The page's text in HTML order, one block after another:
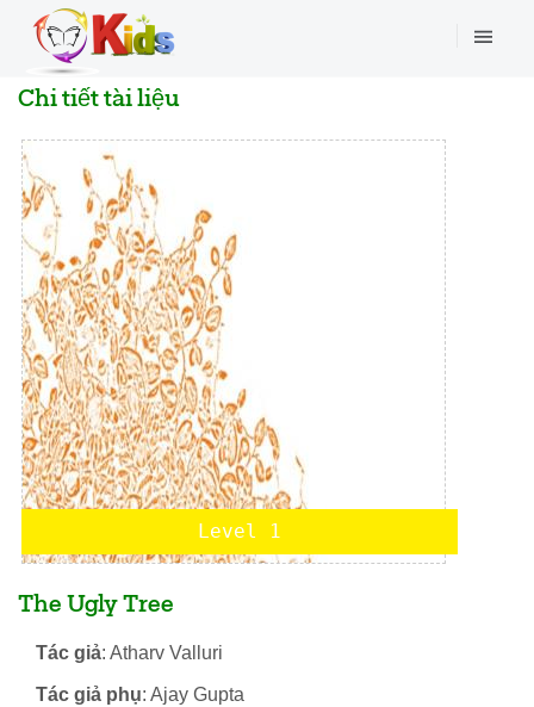
Chi tiết tài liệu
Level 1
The Ugly Tree
Tác giả: Atharv Valluri
Tác giả phụ: Ajay Gupta